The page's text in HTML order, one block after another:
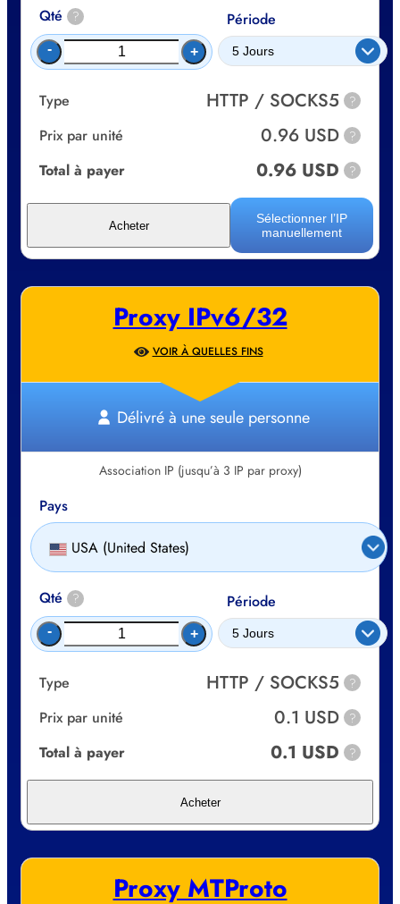
Qté ?
- +
Période
Type HTTP / SOCKS5 ?
Prix par unité 0.96 USD ?
Total à payer 0.96 USD ?
Sélectionner l’IP
manuellement
Acheter
Proxy IPv6/32
VOIR À QUELLES FINS
Délivré à une seule personne
Association IP (jusqu’à 3 IP par proxy)
Pays
USA (United States)
Qté ?
- +
Période
Type HTTP / SOCKS5 ?
Prix par unité 0.1 USD ?
Total à payer 0.1 USD ?
Acheter
Proxy MTProto